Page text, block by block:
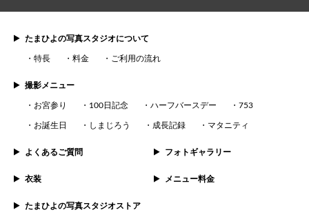
たまひよの写真スタジオについて
特長 料金 ご利用の流れ
撮影メニュー
お宮参り 100日記念 ハーフバースデー 753
お誕生日 しまじろう 成長記録 マタニティ
よくあるご質問 フォトギャラリー
衣装 メニュー料金
たまひよの写真スタジオストア